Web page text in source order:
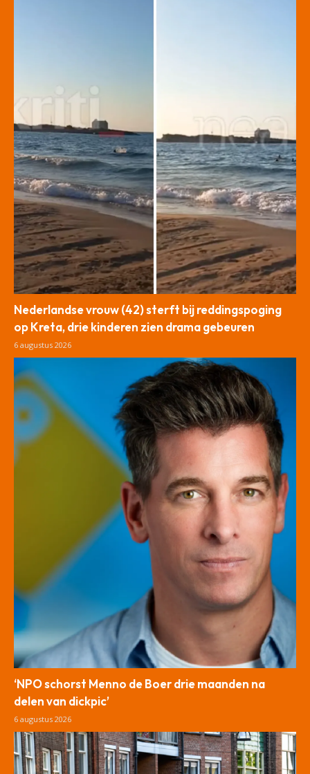
Nederlandse vrouw (42) sterft bij reddingspoging
op Kreta, drie kinderen zien drama gebeuren
6 augustus 2026
‘NPO schorst Menno de Boer drie maanden na
delen van dickpic’
6 augustus 2026